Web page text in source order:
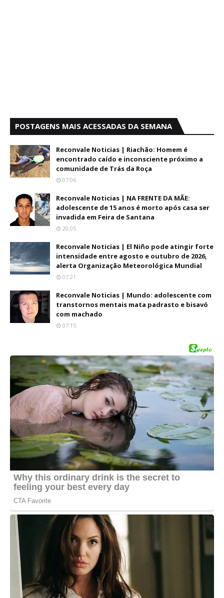
POSTAGENS MAIS ACESSADAS DA SEMANA
Reconvale Noticias | Riachão: Homem é
encontrado caído e inconsciente próximo a
comunidade de Trás da Roça
07:06
Reconvale Noticias | NA FRENTE DA MÃE:
adolescente de 15 anos é morto após casa ser
invadida em Feira de Santana
20:05
Reconvale Noticias | El Niño pode atingir forte
intensidade entre agosto e outubro de 2026,
alerta Organização Meteorológica Mundial
07:21
Reconvale Noticias | Mundo: adolescente com
transtornos mentais mata padrasto e bisavó
com machado
07:15